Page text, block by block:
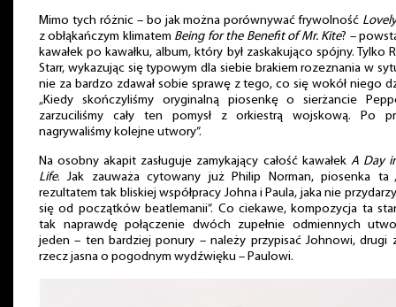
Mimo tych różnic – bo jak można porównywać frywolność
z obłąkańczym klimatem Being for the Benefit of Mr. Kite? –
kawałek po kawałku, album, który był zaskakująco spójny. Tylko
Starr, wykazując się typowym dla siebie brakiem rozeznania w
nie za bardzo zdawał sobie sprawę z tego, co się wokół niego
„Kiedy skończyliśmy oryginalną piosenkę o sierżancie
zarzuciliśmy cały ten pomysł z orkiestrą wojskową. Po
nagrywaliśmy kolejne utwory”.
Na osobny akapit zasługuje zamykający całość kawałek A Day
Life. Jak zauważa cytowany już Philip Norman, piosenka ta
rezultatem tak bliskiej współpracy Johna i Paula, jaka nie
się od początków beatlemanii”. Co ciekawe, kompozycja ta
tak naprawdę połączenie dwóch zupełnie odmiennych
jeden – ten bardziej ponury – należy przypisać Johnowi, drugi
rzecz jasna o pogodnym wydźwięku – Paulowi.